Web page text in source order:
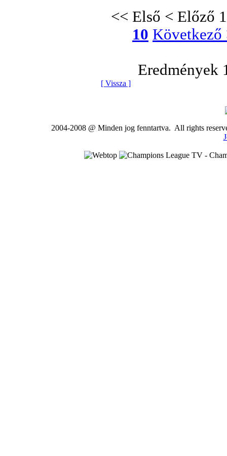
<< Első < Előző 1
10 Következő
Eredmények
[ Vissza ]
2004-2008 @ Minden jog fenntartva. All rights